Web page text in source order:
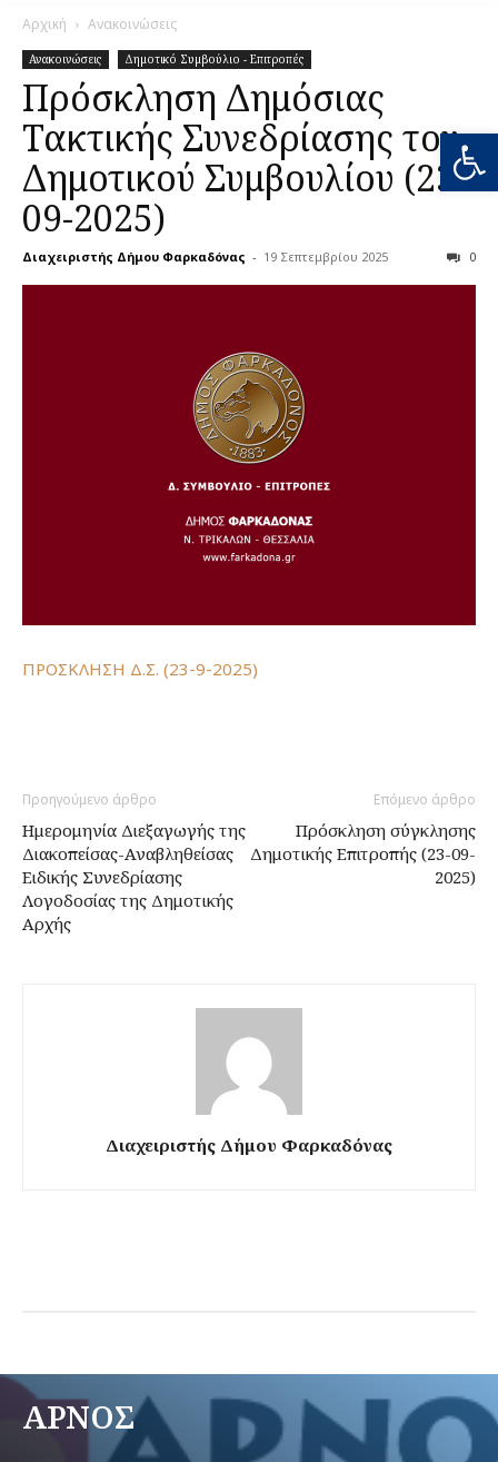
Αρχική Ανακοινώσεις
Ανακοινώσεις Δημοτικό Συμβούλιο - Επιτροπές
Πρόσκληση Δημόσιας
Τακτικής Συνεδρίασης του
Δημοτικού Συμβουλίου (23-
09-2025)
Διαχειριστής Δήμου Φαρκαδόνας - 19 Σεπτεμβρίου 2025 0
ΠΡΟΣΚΛΗΣΗ Δ.Σ. (23-9-2025)
Προηγούμενο άρθρο
Ημερομηνία Διεξαγωγής της
Διακοπείσας-Αναβληθείσας
Ειδικής Συνεδρίασης
Λογοδοσίας της Δημοτικής
Αρχής
Επόμενο άρθρο
Πρόσκληση σύγκλησης
Δημοτικής Επιτροπής (23-09-
2025)
Διαχειριστής Δήμου Φαρκαδόνας
ΑΡΝΟΣ